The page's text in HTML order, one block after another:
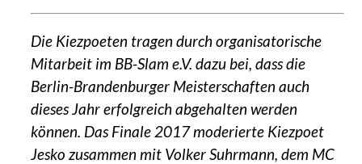
Die Kiezpoeten tragen durch organisatorische
Mitarbeit im BB-Slam e.V. dazu bei, dass die
Berlin-Brandenburger Meisterschaften auch
dieses Jahr erfolgreich abgehalten werden
können. Das Finale 2017 moderierte Kiezpoet
Jesko zusammen mit Volker Suhrmann, dem MC